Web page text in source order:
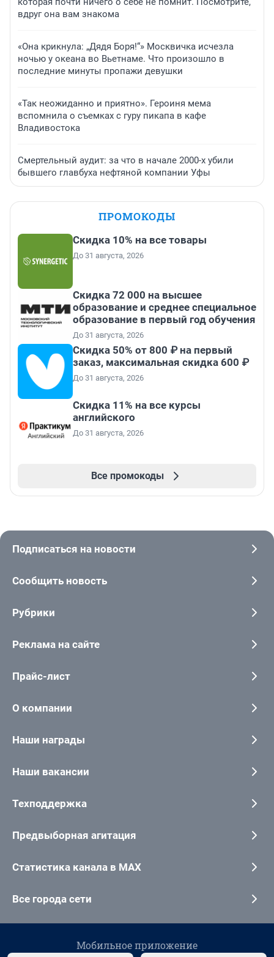
вдруг она вам знакома
«Она крикнула: „Дядя Боря!“» Москвичка исчезла
ночью у океана во Вьетнаме. Что произошло в
последние минуты пропажи девушки
«Так неожиданно и приятно». Героиня мема
вспомнила о съемках с гуру пикапа в кафе
Владивостока
Смертельный аудит: за что в начале 2000-х убили
бывшего главбуха нефтяной компании Уфы
ПРОМОКОДЫ
Скидка 10% на все товары
До 31 августа, 2026
Скидка 72 000 на высшее
образование и среднее специальное
образование в первый год обучения
До 31 августа, 2026
Скидка 50% от 800 ₽ на первый
заказ, максимальная скидка 600 ₽
До 31 августа, 2026
Скидка 11% на все курсы
английского
До 31 августа, 2026
Все промокоды
Подписаться на новости
Сообщить новость
Рубрики
Реклама на сайте
Прайс-лист
О компании
Наши награды
Наши вакансии
Техподдержка
Предвыборная агитация
Статистика канала в MAX
Все города сети
Мобильное приложение